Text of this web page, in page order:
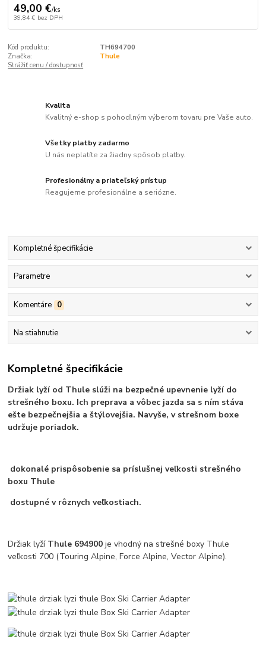
49,00 €/ks
39,84 € bez DPH
Kód produktu:
TH694700
Značka:
Thule
Strážiť cenu / dostupnosť
Kvalita
Kvalitný e-shop s pohodlným výberom tovaru pre Vaše auto.
Všetky platby zadarmo
U nás neplatíte za žiadny spôsob platby.
Profesionálny a priateľský prístup
Reagujeme profesionálne a seriózne.
Kompletné špecifikácie
Parametre
Komentáre 0
Na stiahnutie
Kompletné špecifikácie
Držiak lyží od Thule slúži na bezpečné upevnenie lyží do
strešného boxu. Ich preprava a vôbec jazda sa s ním stáva
ešte bezpečnejšia a štýlovejšia. Navyše, v strešnom boxe
udržuje poriadok.
dokonalé prispôsobenie sa príslušnej veľkosti strešného
boxu Thule
dostupné v rôznych veľkostiach.
Držiak lyží Thule 694900 je vhodný na strešné boxy Thule
veľkosti 700 (Touring Alpine, Force Alpine, Vector Alpine).